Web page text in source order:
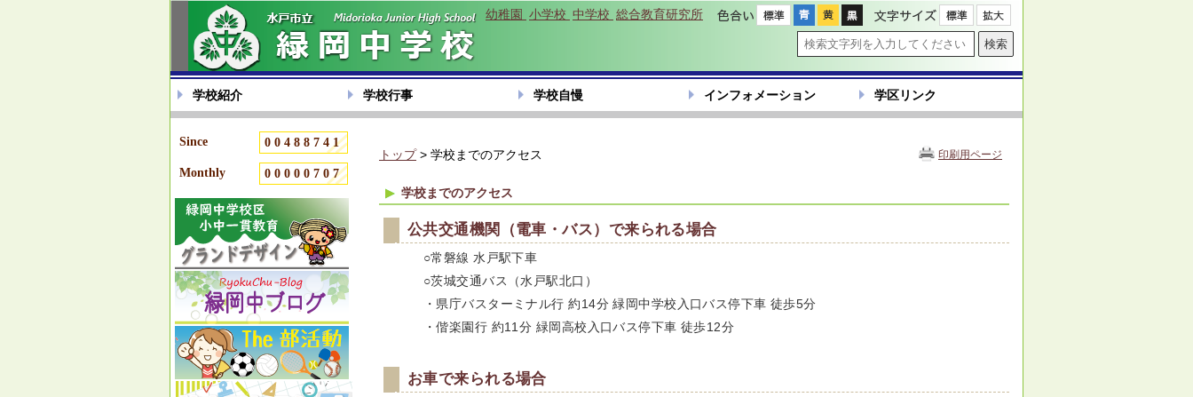
色合い 文字サイズ
幼稚園 小学校 中学校 総合教育研究所
学校紹介 学校行事 学校自慢 インフォメーション 学区リンク
Since 00488741
Monthly 00000707
印刷用ページ
トップ> 学校までのアクセス
学校までのアクセス
公共交通機関（電車・バス）で来られる場合
○常磐線 水戸駅下車
○茨城交通バス（水戸駅北口）
・県庁バスターミナル行 約14分 緑岡中学校入口バス停下車 徒歩5分
・偕楽園行 約11分 緑岡高校入口バス停下車 徒歩12分
お車で来られる場合